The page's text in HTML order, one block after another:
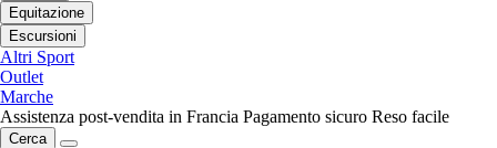
Equitazione
Escursioni
Altri Sport
Outlet
Marche
Assistenza post-vendita in Francia Pagamento sicuro Reso facile
Cerca